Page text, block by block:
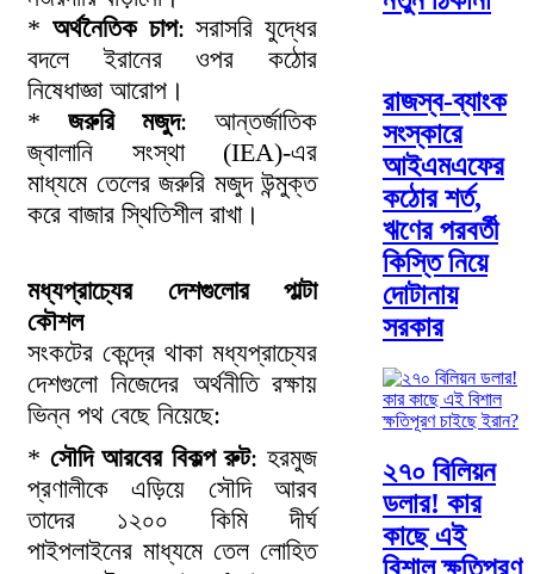
* অর্থনৈতিক চাপ: সরাসরি যুদ্ধের
বদলে ইরানের ওপর কঠোর
নিষেধাজ্ঞা আরোপ।
* জরুরি মজুদ: আন্তর্জাতিক
জ্বালানি সংস্থা (IEA)-এর
মাধ্যমে তেলের জরুরি মজুদ উন্মুক্ত
করে বাজার স্থিতিশীল রাখা।
মধ্যপ্রাচ্যের দেশগুলোর পাল্টা
কৌশল
সংকটের কেন্দ্রে থাকা মধ্যপ্রাচ্যের
দেশগুলো নিজেদের অর্থনীতি রক্ষায়
ভিন্ন পথ বেছে নিয়েছে:
* সৌদি আরবের বিকল্প রুট: হরমুজ
প্রণালীকে এড়িয়ে সৌদি আরব
তাদের ১২০০ কিমি দীর্ঘ
পাইপলাইনের মাধ্যমে তেল লোহিত
রাজস্ব-ব্যাংক
সংস্কারে
আইএমএফের
কঠোর শর্ত,
ঋণের পরবর্তী
কিস্তি নিয়ে
দোটানায়
সরকার
২৭০ বিলিয়ন
ডলার! কার
কাছে এই
বিশাল ক্ষতিপূরণ